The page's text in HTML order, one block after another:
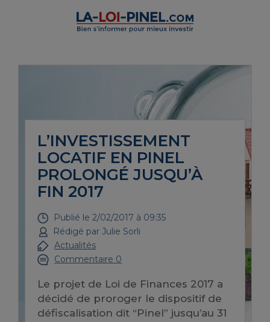
L’INVESTISSEMENT
LOCATIF EN PINEL
PROLONGÉ JUSQU’À
FIN 2017
Publié le 2/02/2017 à 09:35
Rédigé par Julie Sorli
Actualités
Commentaire 0
Le projet de Loi de Finances 2017 a
décidé de proroger le dispositif de
défiscalisation dit “Pinel” jusqu’au 31